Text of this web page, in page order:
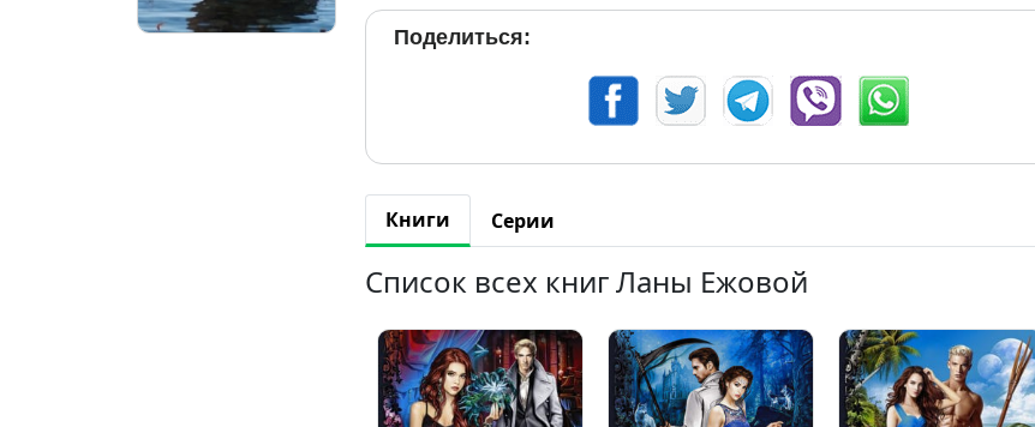
Поделиться:
Книги Серии
Список всех книг Ланы Ежовой